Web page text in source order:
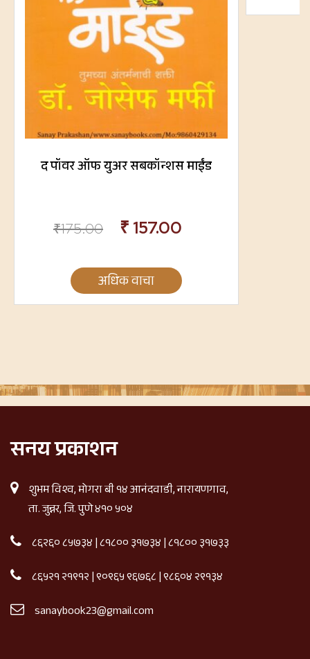
द पॉवर ऑफ युअर सबकॉन्शस माईंड
₹175.00 ₹ 157.00
अधिक वाचा
सनय प्रकाशन
शुभम विश्व, मोगरा बी १४ आनंदवाडी, नारायणगाव,
ता. जुन्नर, जि. पुणे ४१० ५०४
८६२६० ८५७३४|८१८०० ३१७३४|८१८०० ३१७३३
८६५२१ २१९१२|९०९६५ ९६७६८|९८६०४ २९१३४
sanaybook23@gmail.com